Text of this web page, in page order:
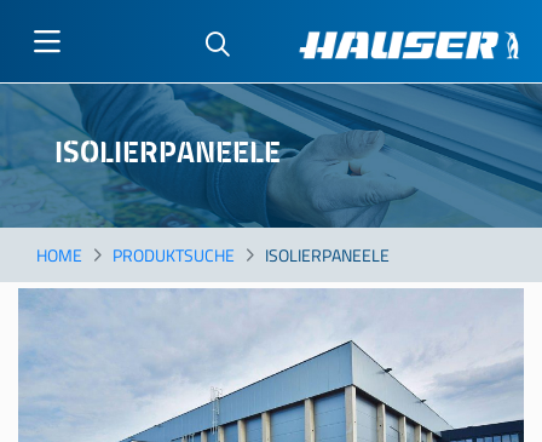
Direkt
zum
Inhalt
ISOLIERPANEELE
HOME PRODUKTSUCHE ISOLIERPANEELE